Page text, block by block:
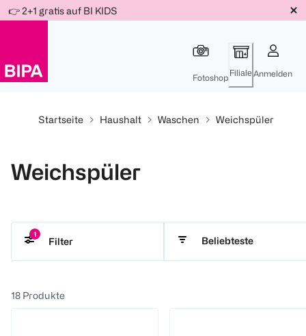
Für
Für
Für
Weiter
zum
👉 2+1 gratis auf BI KIDS
Fotoshop Filiale Anmelden
Startseite Haushalt Waschen Weichspüler
Weichspüler
1
Filter Beliebteste
18 Produkte